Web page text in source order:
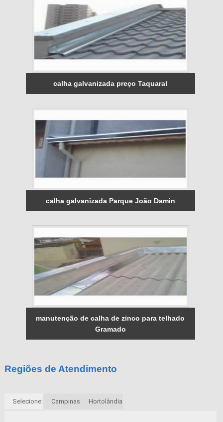
calha galvanizada preço Taquaral
calha galvanizada Parque João Damin
manutenção de calha de zinco para telhado
Gramado
Regiões de Atendimento
Selecione: Campinas Hortolândia